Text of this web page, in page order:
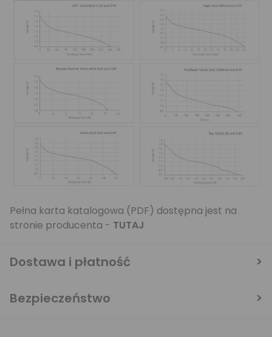
Pełna karta katalogowa (PDF) dostępna jest na
stronie producenta - TUTAJ
Dostawa i płatność
Bezpieczeństwo